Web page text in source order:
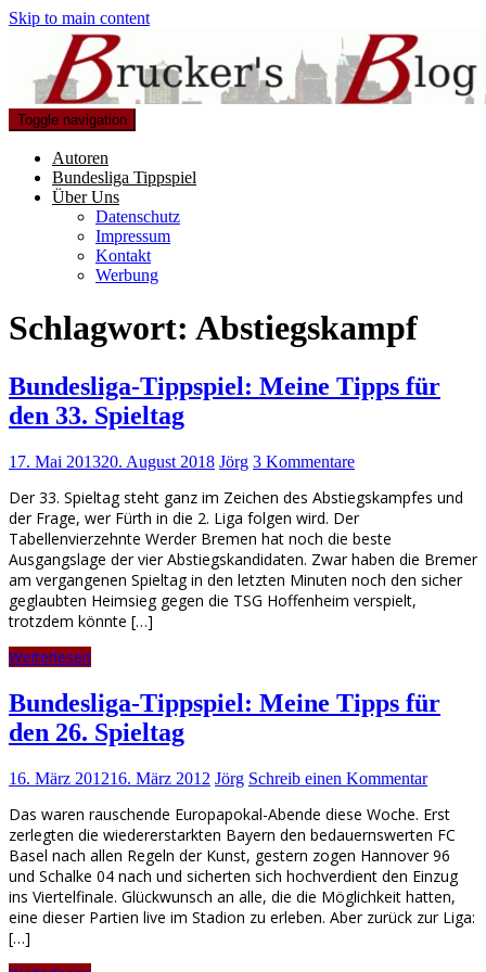
Skip to main content
Toggle navigation
Autoren
Bundesliga Tippspiel
Über Uns
Datenschutz
Impressum
Kontakt
Werbung
Schlagwort: Abstiegskampf
Bundesliga-Tippspiel: Meine Tipps für
den 33. Spieltag
17. Mai 201320. August 2018 Jörg 3 Kommentare
Der 33. Spieltag steht ganz im Zeichen des Abstiegskampfes und
der Frage, wer Fürth in die 2. Liga folgen wird. Der
Tabellenvierzehnte Werder Bremen hat noch die beste
Ausgangslage der vier Abstiegskandidaten. Zwar haben die Bremer
am vergangenen Spieltag in den letzten Minuten noch den sicher
geglaubten Heimsieg gegen die TSG Hoffenheim verspielt,
trotzdem könnte […]
Weiterlesen
Bundesliga-Tippspiel: Meine Tipps für
den 26. Spieltag
16. März 201216. März 2012 Jörg Schreib einen Kommentar
Das waren rauschende Europapokal-Abende diese Woche. Erst
zerlegten die wiedererstarkten Bayern den bedauernswerten FC
Basel nach allen Regeln der Kunst, gestern zogen Hannover 96
und Schalke 04 nach und sicherten sich hochverdient den Einzug
ins Viertelfinale. Glückwunsch an alle, die die Möglichkeit hatten,
eine dieser Partien live im Stadion zu erleben. Aber zurück zur Liga:
[…]